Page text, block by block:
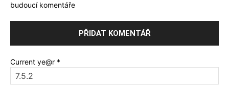
budoucí komentáře
Current ye@r *